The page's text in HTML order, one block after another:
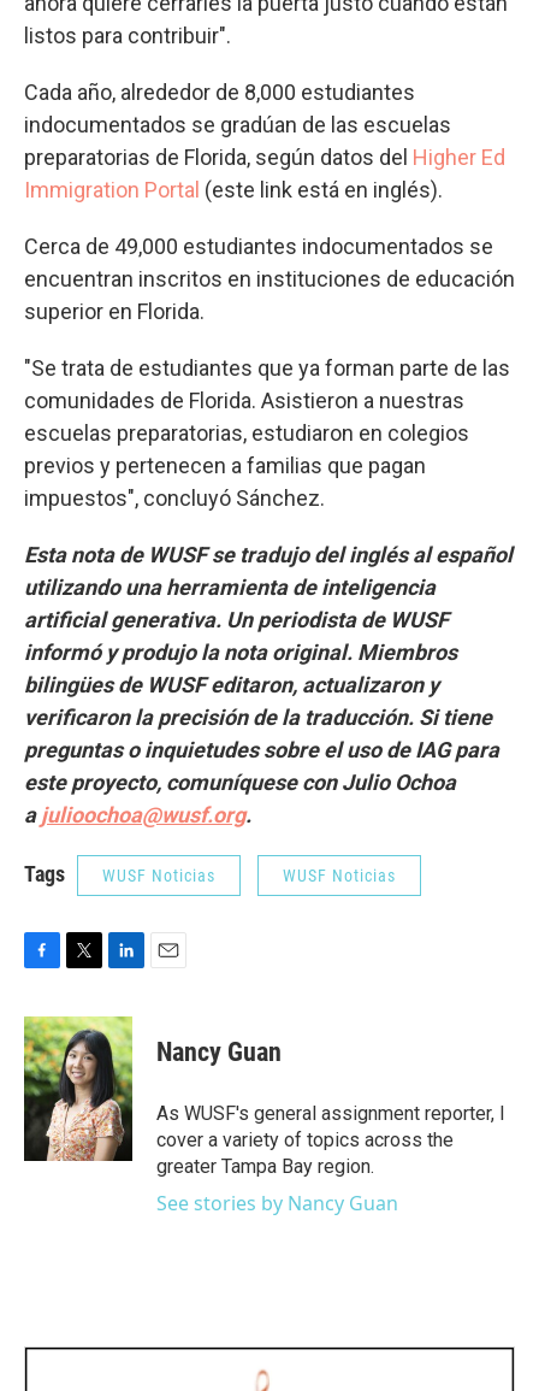
listos para contribuir".
Cada año, alrededor de 8,000 estudiantes
indocumentados se gradúan de las escuelas
preparatorias de Florida, según datos del Higher Ed
Immigration Portal (este link está en inglés).
Cerca de 49,000 estudiantes indocumentados se
encuentran inscritos en instituciones de educación
superior en Florida.
"Se trata de estudiantes que ya forman parte de las
comunidades de Florida. Asistieron a nuestras
escuelas preparatorias, estudiaron en colegios
previos y pertenecen a familias que pagan
impuestos", concluyó Sánchez.
Esta nota de WUSF se tradujo del inglés al español
utilizando una herramienta de inteligencia
artificial generativa. Un periodista de WUSF
informó y produjo la nota original. Miembros
bilingües de WUSF editaron, actualizaron y
verificaron la precisión de la traducción. Si tiene
preguntas o inquietudes sobre el uso de IAG para
este proyecto, comuníquese con Julio Ochoa
ajulioochoa@wusf.org.
Tags WUSF Noticias WUSF Noticias
F
c
e
b
o
o
k
T
i
t
t
e
r
L
n
k
e
d
I
n
E
Nancy Guan
As WUSF's general assignment reporter, I
cover a variety of topics across the
greater Tampa Bay region.
See stories by Nancy Guan